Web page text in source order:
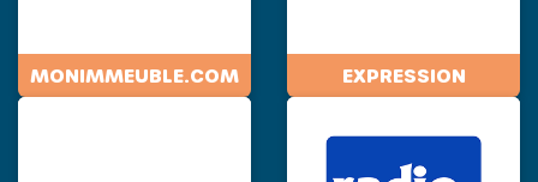
MONIMMEUBLE.COM EXPRESSION